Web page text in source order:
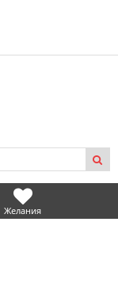
Желания